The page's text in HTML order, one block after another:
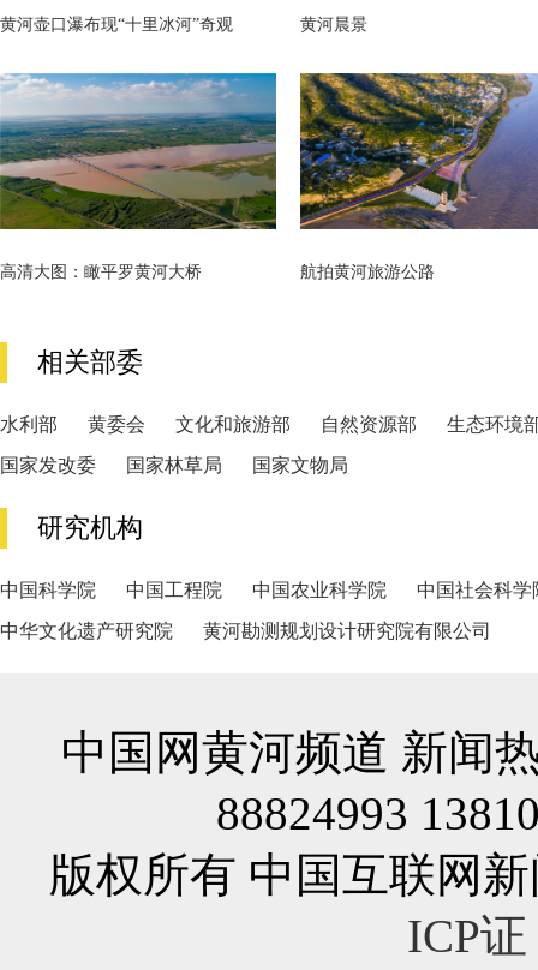
黄河壶口瀑布现“十里冰河”奇观 黄河晨景
高清大图：瞰平罗黄河大桥 航拍黄河旅游公路
相关部委
水利部 黄委会 文化和旅游部 自然资源部
生态环境
国家发改委
国家林草局 国家文物局
研究机构
中国科学院 中国工程院 中国农业科学院
中国社会科学
中华文化遗产研究院
黄河勘测规划设计研究院有限公司
中国网黄河频道 新闻
88824993
版权所有 中国互联网
ICP